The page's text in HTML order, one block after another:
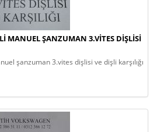
MANUEL ŞANZUMAN 3.VITES DIŞLISI
şanzuman 3.vites dişlisi ve dişli karşılığı